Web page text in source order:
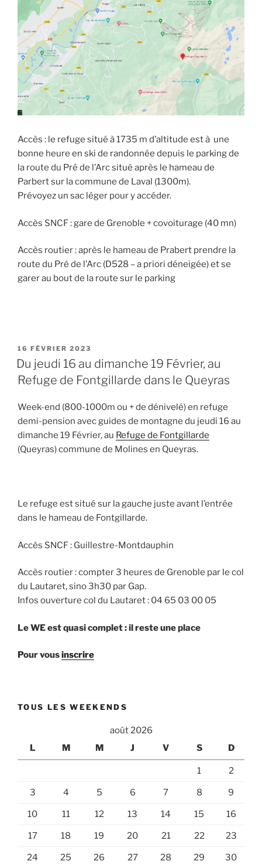
Accès : le refuge situé à 1735 m d’altitude est à une
bonne heure en ski de randonnée depuis le parking de
la route du Pré de l’Arc situé après le hameau de
Parbert sur la commune de Laval (1300m).
Prévoyez un sac léger pour y accéder.
Accès SNCF : gare de Grenoble + covoiturage (40 mn)
Accès routier : après le hameau de Prabert prendre la
route du Pré de l’Arc (D528 – a priori déneigée) et se
garer au bout de la route sur le parking
PUBLIÉ
LE
16 FÉVRIER 2023
Du jeudi 16 au dimanche 19 Février, au
Refuge de Fontgillarde dans le Queyras
Week-end (800-1000m ou + de dénivelé) en refuge
demi-pension avec guides de montagne du jeudi 16 au
dimanche 19 Février, au Refuge de Fontgillarde
(Queyras) commune de Molines en Queyras.
Le refuge est situé sur la gauche juste avant l’entrée
dans le hameau de Fontgillarde.
Accès SNCF : Guillestre-Montdauphin
Accès routier : compter 3 heures de Grenoble par le col
du Lautaret, sino 3h30 par Gap.
Infos ouverture col du Lautaret : 04 65 03 00 05
Le WE est quasi complet : il reste une place
Pour vousinscrire
TOUS LES WEEKENDS
août 2026
L
M M J V S D
1 2
3 4 5 6 7 8 9
10 11 12 13 14 15 16
17 18 19 20 21 22 23
24 25 26 27 28 29 30